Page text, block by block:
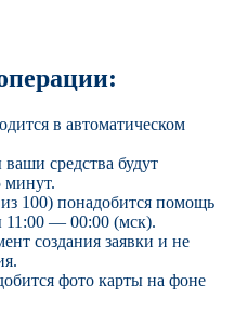
в автоматическом
средства будут
минут.
100) понадобится помощь
11:00 — 00:00 (мск).
создания заявки и не
фото карты на фоне